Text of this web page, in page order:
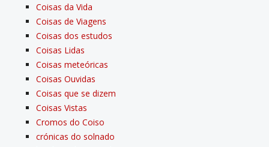
Coisas da Vida
Coisas de Viagens
Coisas dos estudos
Coisas Lidas
Coisas meteóricas
Coisas Ouvidas
Coisas que se dizem
Coisas Vistas
Cromos do Coiso
crónicas do solnado